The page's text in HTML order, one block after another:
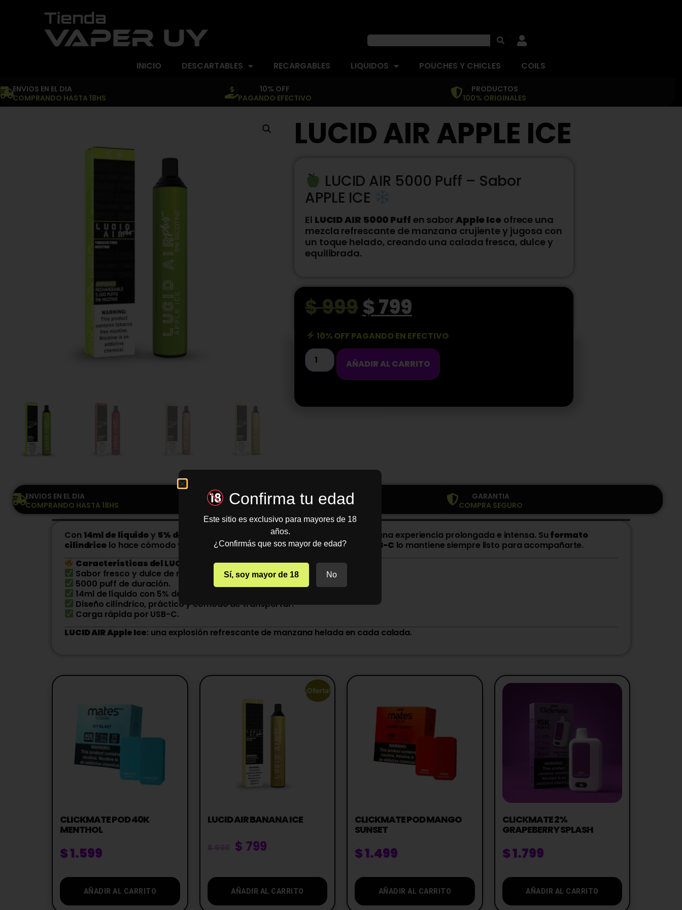
INICIO DESCARTABLES RECARGABLES LIQUIDOS POUCHES Y CHICLES COILS
ENVIOS EN EL DIA
COMPRANDO HASTA 18HS
10% OFF
PAGANDO EFECTIVO
PRODUCTOS
100% ORIGINALES
LUCID AIR APPLE ICE
LUCID AIR 5000 Puff – Sabor
APPLE ICE
El LUCID AIR 5000 Puff en sabor Apple Ice ofrece una
mezcla refrescante de manzana crujiente y jugosa con
un toque helado, creando una calada fresca, dulce y
equilibrada.
$999$799
10% OFF PAGANDO EN EFECTIVO
AÑADIR AL CARRITO
ENVIOS EN EL DIA
COMPRANDO HASTA 18HS
INSTRUCCIONES
ASESORAMIENTO
GARANTIA
COMPRA SEGURO
Con 14ml de líquidoy 5% de nicotina (salt nic) , este dispositivo garantiza una experiencia prolongada e intensa. Su formato
cilíndrico lo hace cómodo y ergonómico, mientras que lacarga rápida USB-C lo mantiene siempre listo para acompañarte.
Características del LUCID AIR Apple Ice
Sabor fresco y dulce de manzana con hielo.
5000 puff de duración.
14ml de líquido con 5% de nicotina (salt nic).
Diseño cilíndrico, práctico y cómodo de transportar.
Carga rápida por USB-C.
LUCID AIR Apple Ice: una explosión refrescante de manzana helada en cada calada.
CLICKMATE POD 40K
MENTHOL
$1.599
AÑADIR AL CARRITO
¡Oferta!
LUCID AIR BANANA ICE
$ 799
AÑADIR AL CARRITO
CLICKMATE POD MANGO
SUNSET
$1.499
AÑADIR AL CARRITO
CLICKMATE 2%
GRAPEBERRY SPLASH
$1.799
AÑADIR AL CARRITO
Confirma tu edad
Este sitio es exclusivo para mayores de 18
años.
¿Confirmás que sos mayor de edad?
Sí, soy mayor de 18 No